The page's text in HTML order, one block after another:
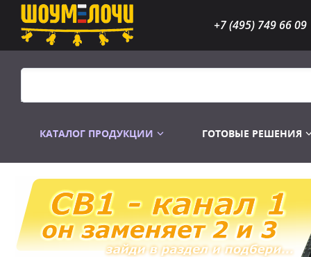
+7 (495) 749 66 09
КАТАЛОГ ПРОДУКЦИИ
Распродажа Лампы
ГОТОВЫЕ РЕШЕНИЯ